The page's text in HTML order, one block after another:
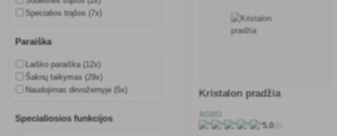
Specialios trąšos (7x)
Paraiška
Laiško paraiška (12x)
Šaknų taikymas (29x)
Naudojimas dirvožemyje (5x)
Specialiosios funkcijos
Kristalon pradžia
AGRO
5.0(8)